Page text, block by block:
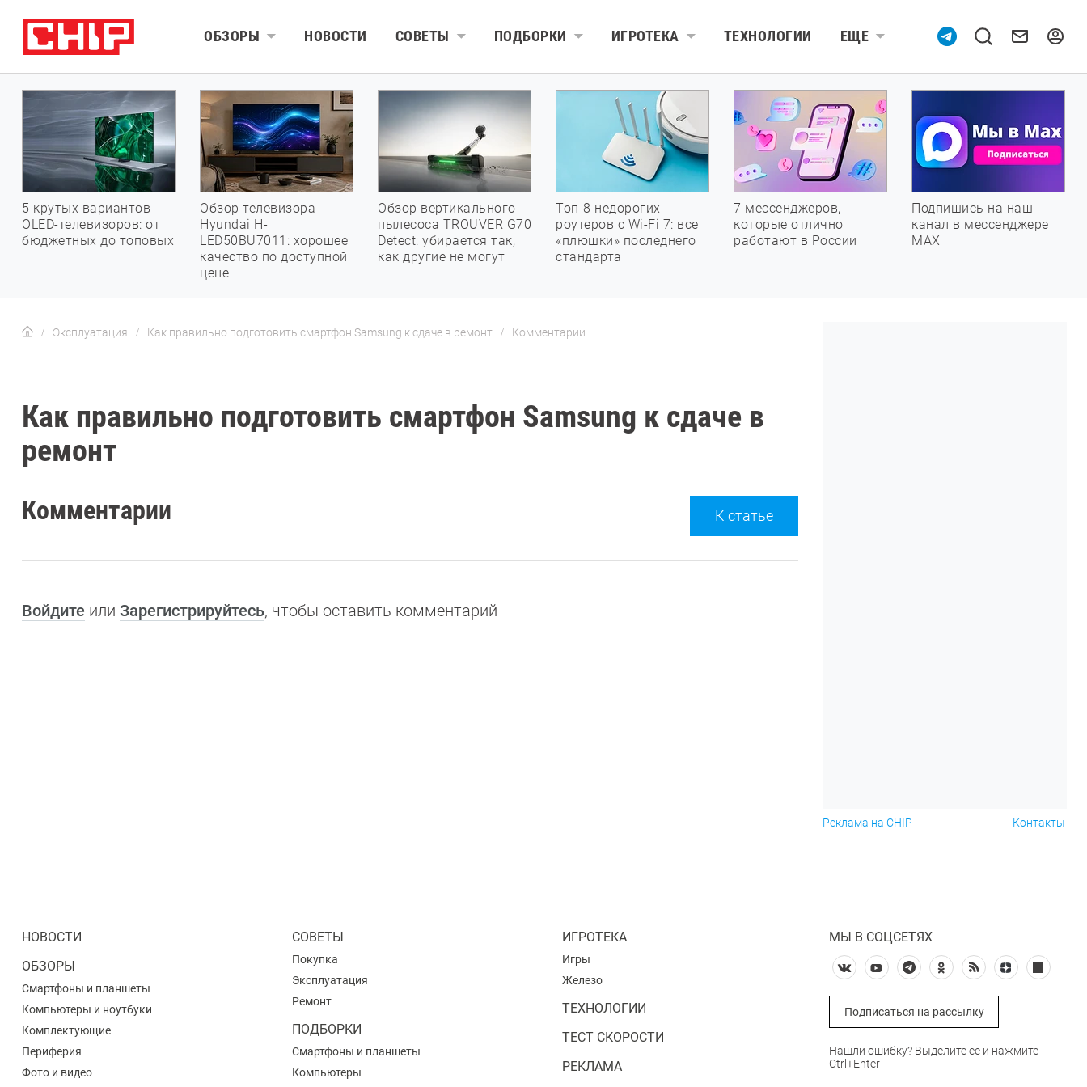
ОБЗОРЫ НОВОСТИ СОВЕТЫ ПОДБОРКИ ИГРОТЕКА ТЕХНОЛОГИИ ЕЩЕ
5 крутых вариантов
OLED-телевизоров: от
бюджетных до топовых
Обзор телевизора
Hyundai H-
LED50BU7011: хорошее
качество по доступной
цене
Обзор вертикального
пылесоса TROUVER G70
Detect: убирается так,
как другие не могут
Топ-8 недорогих
роутеров с Wi-Fi 7: все
«плюшки» последнего
стандарта
7 мессенджеров,
которые отлично
работают в России
Подпишись на наш
канал в мессенджере
МАХ
Эксплуатация Как правильно подготовить смартфон Samsung к сдаче в ремонт Комментарии
Как правильно подготовить смартфон Samsung к сдаче в
ремонт
Комментарии К статье
Войдите или Зарегистрируйтесь, чтобы оставить комментарий
Реклама на CHIP Контакты
НОВОСТИ
ОБЗОРЫ
Смартфоны и планшеты
Компьютеры и ноутбуки
Комплектующие
Периферия
Фото и видео
СОВЕТЫ
Покупка
Эксплуатация
Ремонт
ПОДБОРКИ
Смартфоны и планшеты
Компьютеры
ИГРОТЕКА
Игры
Железо
ТЕХНОЛОГИИ
ТЕСТ СКОРОСТИ
РЕКЛАМА
МЫ В СОЦСЕТЯХ
Подписаться на рассылку
Нашли ошибку? Выделите ее и нажмите
Ctrl+Enter